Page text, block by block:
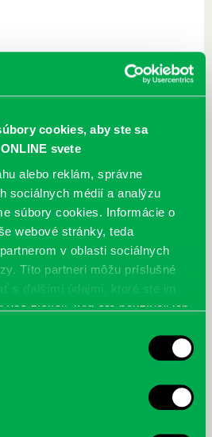
cookies, aby ste sa
svete
alebo reklám, správne
sociálnych médií a analýzu
súbory cookies. Informácie o
webové stránky, teda
v oblasti sociálnych
Títo partneri môžu príslušné
s ďalšími údajmi, ktoré ste im
vás získali, keď ste používali ich
Audioknihy v
knižnice
všetkých milovníkov kníh a príbehov!
knižnici nielen požičať klasické
a...
box dostupný 24/7
Petržalka je umiestnený pri
na Tupolevovej 7B a jeho obsluha